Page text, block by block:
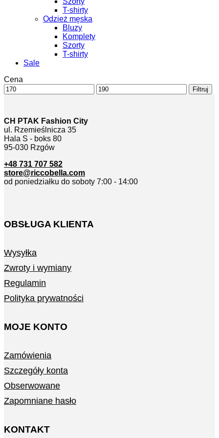
T-shirty
Odzież męska
Bluzy
Komplety
Szorty
T-shirty
Sale
Cena
Cena
min
Cena
max
Filtruj
CH PTAK Fashion City
ul. Rzemieślnicza 35
Hala S - boks 80
95-030 Rzgów
+48 731 707 582
store@riccobella.com
od poniedziałku do soboty 7:00 - 14:00
OBSŁUGA KLIENTA
Wysyłka
Zwroty i wymiany
Regulamin
Polityka prywatności
MOJE KONTO
Zamówienia
Szczegóły konta
Obserwowane
Zapomniane hasło
KONTAKT